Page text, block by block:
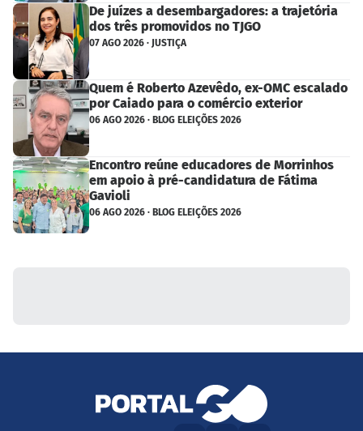
De juízes a desembargadores: a trajetória
dos três promovidos no TJGO
07 AGO 2026 · JUSTIÇA
Quem é Roberto Azevêdo, ex-OMC escalado
por Caiado para o comércio exterior
06 AGO 2026 · BLOG ELEIÇÕES 2026
Encontro reúne educadores de Morrinhos
em apoio à pré-candidatura de Fátima
Gavioli
06 AGO 2026 · BLOG ELEIÇÕES 2026